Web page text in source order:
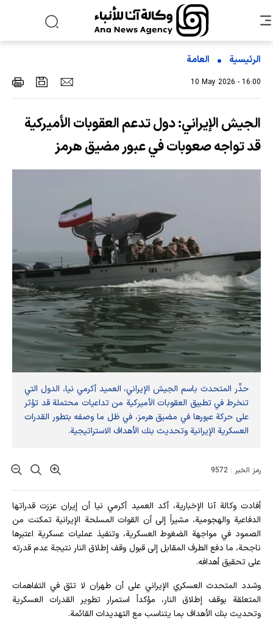
الرئيسية العامة
10 May 2026 - 16:00
الجيش الإيراني: دول تدعم العقوبات الأميركية
قد تواجه صعوبات في عبور مضيق هرمز
حذّر المتحدث باسم الجيش الإيراني، العميد أكرمي نيا، الدول التي
تنخرط في تطبيق العقوبات الأميركية من تداعيات محتملة قد تؤثر
على حركة عبورها في مضيق هرمز، في ظل ما وصفه بتطور القدرات
العسكرية الإيرانية وتحديث بنك الأهداف الاستراتيجية.
رمز الخبر : 9572
أفادت وکالة آنا الإخباریة، أكد العميد أكرمي نيا أن إيران عززت قدراتها
الدفاعية والهجومية، مشيراً إلى أن القوات المسلحة الإيرانية تمكنت من
الصمود في مواجهة الضغوط العسكرية، وتنفيذ عمليات عسكرية اعتبرها
ناجحة، ما دفع الطرف المقابل إلى قبول وقف إطلاق النار نتيجة عدم قدرته
على تحقيق أهدافه.
وشدد المتحدث العسكري الإيراني على أن طهران لا تثق في التفاهمات
المتعلقة بوقف إطلاق النار، مؤكداً استمرار تطوير القدرات العسكرية
وتحديث بنك الأهداف بما يتناسب مع التهديدات القائمة.